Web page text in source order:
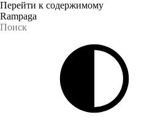
Перейти к содержимому
Rampaga